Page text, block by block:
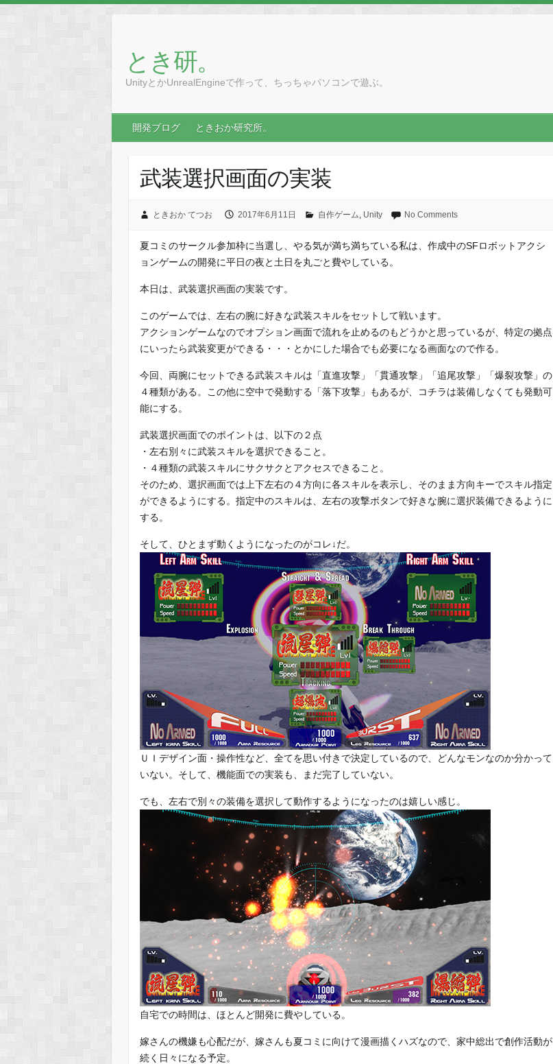
とき研。
UnityとかUnrealEngineで作って、ちっちゃパソコンで遊ぶ。
開発ブログ ときおか研究所。
武装選択画面の実装
ときおか てつお 2017年6月11日 自作ゲーム, Unity No Comments
夏コミのサークル参加枠に当選し、やる気が満ち満ちている私は、作成中のSFロボットアクシ
ョンゲームの開発に平日の夜と土日を丸ごと費やしている。
本日は、武装選択画面の実装です。
このゲームでは、左右の腕に好きな武装スキルをセットして戦います。
アクションゲームなのでオプション画面で流れを止めるのもどうかと思っているが、特定の拠点
にいったら武装変更ができる・・・とかにした場合でも必要になる画面なので作る。
今回、両腕にセットできる武装スキルは「直進攻撃」「貫通攻撃」「追尾攻撃」「爆裂攻撃」の
４種類がある。この他に空中で発動する「落下攻撃」もあるが、コチラは装備しなくても発動可
能にする。
武装選択画面でのポイントは、以下の２点
・左右別々に武装スキルを選択できること。
・４種類の武装スキルにサクサクとアクセスできること。
そのため、選択画面では上下左右の４方向に各スキルを表示し、そのまま方向キーでスキル指定
ができるようにする。指定中のスキルは、左右の攻撃ボタンで好きな腕に選択装備できるように
する。
そして、ひとまず動くようになったのがコレ↓だ。
ＵＩデザイン面・操作性など、全てを思い付きで決定しているので、どんなモンなのか分かって
いない。そして、機能面での実装も、まだ完了していない。
でも、左右で別々の装備を選択して動作するようになったのは嬉しい感じ。
自宅での時間は、ほとんど開発に費やしている。
嫁さんの機嫌も心配だが、嫁さんも夏コミに向けて漫画描くハズなので、家中総出で創作活動が
続く日々になる予定。